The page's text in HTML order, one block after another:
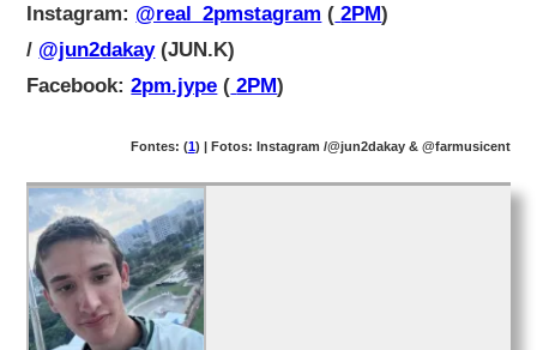
Instagram: @real_2pmstagram ( 2PM)
/ @jun2dakay(JUN.K)
Facebook:2pm.jype ( 2PM)
Fontes: (1) | Fotos: Instagram /@jun2dakay & @farmusicent